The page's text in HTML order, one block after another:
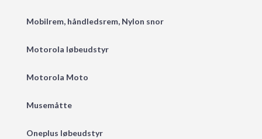
Mobilrem, håndledsrem, Nylon snor
Motorola løbeudstyr
Motorola Moto
Musemåtte
Oneplus løbeudstyr